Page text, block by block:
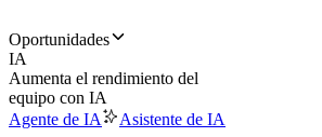
Oportunidades
IA
Aumenta el rendimiento del
equipo con IA
Agente de IA
Asistente de IA